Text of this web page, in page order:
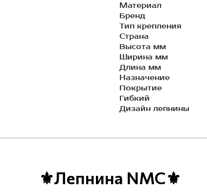
Материал
Бренд
Тип крепления
Страна
Высота мм
Ширина мм
Длина мм
Назначение
Покрытие
Гибкий
Дизайн лепнины
⚜Лепнина NMC⚜